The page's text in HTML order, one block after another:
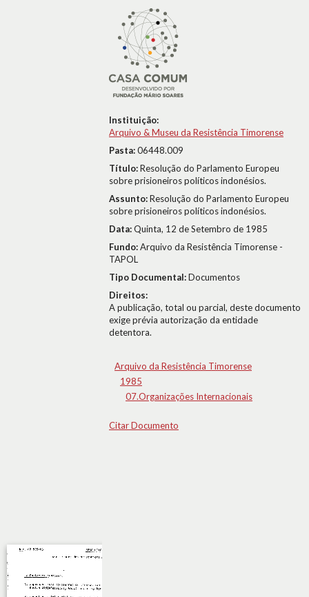
Instituição:
Arquivo & Museu da Resistência Timorense
Pasta:06448.009
Título:Resolução do Parlamento Europeu
sobre prisioneiros políticos indonésios.
Assunto:Resolução do Parlamento Europeu
sobre prisioneiros políticos indonésios.
Data:Quinta, 12 de Setembro de 1985
Fundo:Arquivo da Resistência Timorense -
TAPOL
Tipo Documental:Documentos
Direitos:
A publicação, total ou parcial, deste documento
exige prévia autorização da entidade
detentora.
Arquivo da Resistência Timorense
1985
07.Organizações Internacionais
Citar Documento